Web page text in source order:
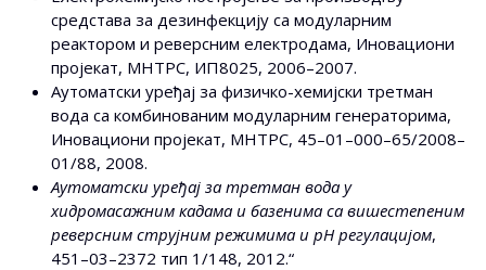
средстава за дезинфекцију са модуларним
реактором и реверсним електродама, Иновациони
пројекат, МНТРС, ИП8025, 2006–2007.
Аутоматски уређај за физичко-хемијски третман
вода са комбинованим модуларним генераторима,
Иновациони пројекат, МНТРС, 45–01–000–65/2008–
01/88, 2008.
Аутоматски уређај за третман вода у
хидромасажним кадама и базенима са вишестепеним
реверсним струјним режимима и pH регулацијом,
451–03–2372 тип 1/148, 2012.“